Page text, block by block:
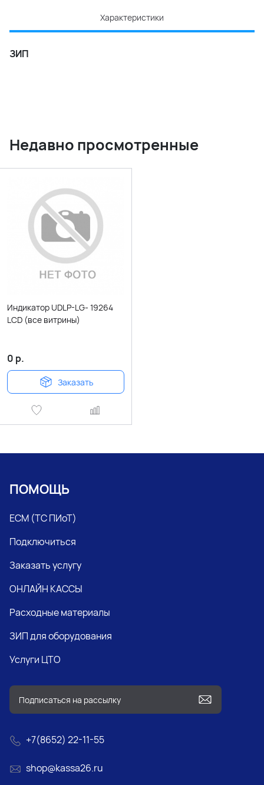
Характеристики
ЗИП
Недавно просмотренные
Индикатор UDLP-LG- 19264
LCD (все витрины)
0 р.
Заказать
ПОМОЩЬ
ЕСМ (ТС ПИоТ)
Подключиться
Заказать услугу
ОНЛАЙН КАССЫ
Расходные материалы
ЗИП для оборудования
Услуги ЦТО
+7(8652) 22-11-55
shop@kassa26.ru